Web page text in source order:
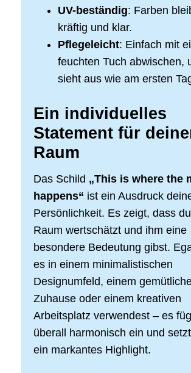
UV-beständig: Farben
kräftig und klar.
Pflegeleicht: Einfach mit
feuchten Tuch abwischen,
sieht aus wie am ersten
Ein individuelles
Statement für
Raum
Das Schild „This is where the
happens“ ist ein Ausdruck
Persönlichkeit. Es zeigt, dass
Raum wertschätzt und ihm eine
besondere Bedeutung gibst.
es in einem minimalistischen
Designumfeld, einem
Zuhause oder einem kreativen
Arbeitsplatz verwendest – es
überall harmonisch ein und
ein markantes Highlight.